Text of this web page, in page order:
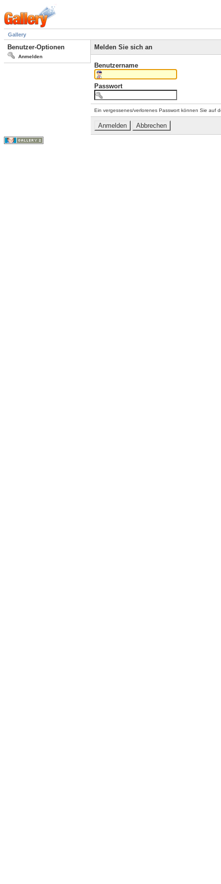
Gallery
Benutzer-Optionen
Anmelden
Melden Sie sich an
Benutzername
Passwort
Ein vergessenes/verlorenes Passwort können Sie auf